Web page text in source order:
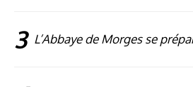
3 L’Abbaye de Morges se